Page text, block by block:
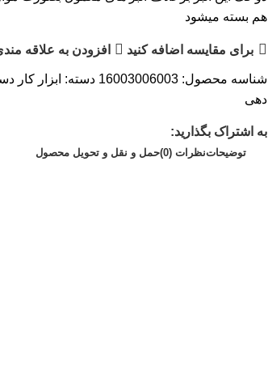
هم بسته میشود
برای مقایسه اضافه کنید افزودن به علاقه
شناسه محصول:16003006003 دسته: ابزار کار
دهی
به اشتراک بگذارید:
توضیحاتنظرات (0) حمل و نقل و تحویل محصول